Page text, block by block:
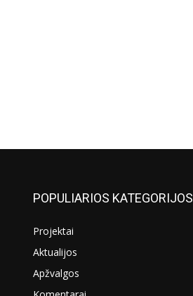
POPULIARIOS KATEGORIJOS
Projektai
Aktualijos
Apžvalgos